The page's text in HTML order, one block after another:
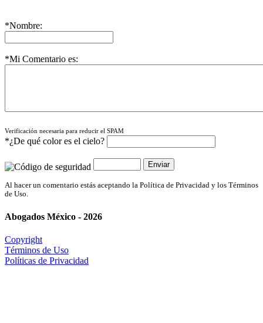
*Nombre:
*Mi Comentario es:
Verificación necesaria para reducir el SPAM
*¿De qué color es el cielo?
Al hacer un comentario estás aceptando la Política de Privacidad y los Términos
de Uso.
Abogados México - 2026
Copyright
Términos de Uso
Políticas de Privacidad